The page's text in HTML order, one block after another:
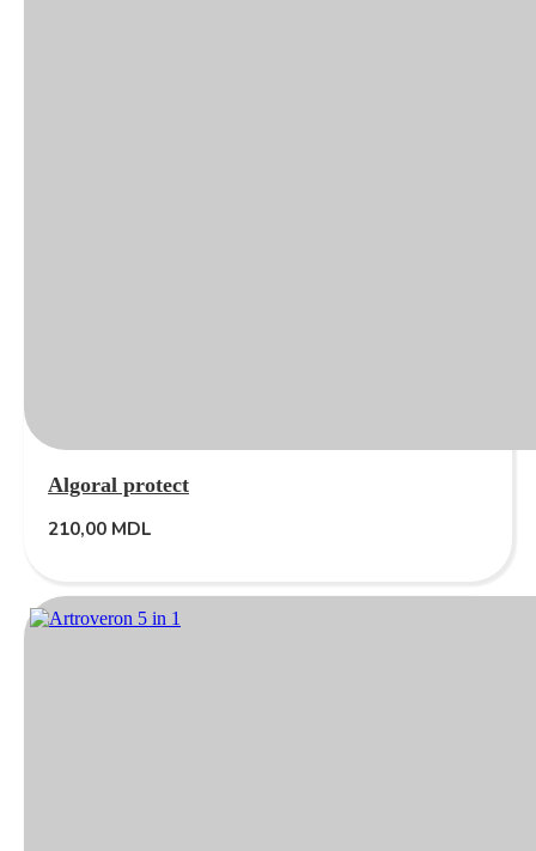
Algoral protect
210,00 MDL